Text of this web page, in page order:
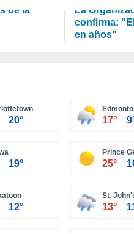
de la
La
confirma:
en años"
20° 17°
19°
Prince
25°
12°
St.
13°